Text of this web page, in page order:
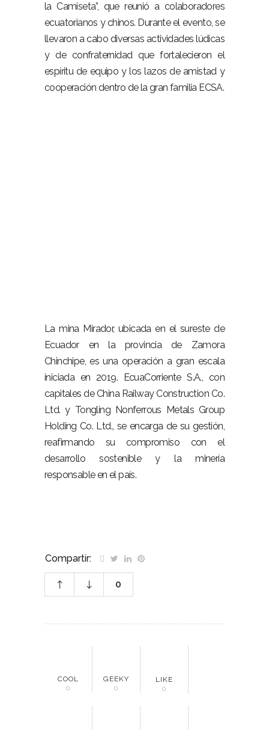
la Camiseta”, que reunió a colaboradores
ecuatorianos y chinos. Durante el evento, se
llevaron a cabo diversas actividades lúdicas
y de confraternidad que fortalecieron el
espíritu de equipo y los lazos de amistad y
cooperación dentro de la gran familia ECSA.
La mina Mirador, ubicada en el sureste de
Ecuador en la provincia de Zamora
Chinchipe, es una operación a gran escala
iniciada en 2019. EcuaCorriente S.A., con
capitales de China Railway Construction Co.
Ltd. y Tongling Nonferrous Metals Group
Holding Co. Ltd., se encarga de su gestión,
reafirmando su compromiso con el
desarrollo sostenible y la minería
responsable en el país.
Compartir:
0
COOL
0
GEEKY
0
LIKE
0